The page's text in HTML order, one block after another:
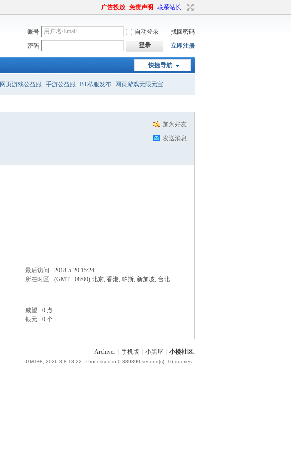
广告投放 免责声明 联系站长
账号 自动登录
找回密码
密码
登录 立即注册
快捷导航
网页游戏公益服 手游公益服 BT私服发布 网页游戏无限元宝
加为好友
发送消息
最后访问
2018-5-20 15:24
所在时区 (GMT +08:00) 北京, 香港, 帕斯, 新加坡, 台北
威望
0 点
银元 0 个
Archiver 手机版 小黑屋 小楼社区.
GMT+8, 2026-8-8 18:22 , Processed in 0.889390 second(s), 16 queries .